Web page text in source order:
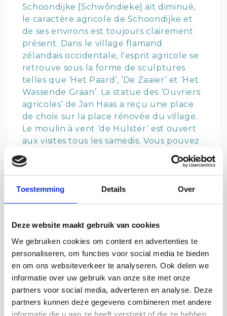
Toestemming Details Over
Deze website maakt gebruik van cookies
We gebruiken cookies om content en advertenties te
personaliseren, om functies voor social media te bieden
en om ons websiteverkeer te analyseren. Ook delen we
informatie over uw gebruik van onze site met onze
partners voor social media, adverteren en analyse. Deze
partners kunnen deze gegevens combineren met andere
informatie die u aan ze heeft verstrekt of die ze hebben
Schoondijke [Schwôndieke] ait diminué,
le caractère agricole de Schoondijke et
de ses environs est toujours clairement
présent. Dans le village flamand
zélandais occidentale, l'esprit agricole se
retrouve sous la forme de sculptures
telles que ‘Het Paard’, ‘De Zaaier’ et ‘Het
Wassende Graan’. La statue des ‘Ouvriers
agricoles’ de Jan Haas a reçu une place
de choix sur la place rénovée du village.
Le moulin à vent ‘de Hulster’ est ouvert
aux visites tous les samedis. Vous pouvez
également y acheter de la
fraîchement moulue.
Musée de l'agriculture
Dans le musée agricole‘Het Klinket’,
permanente de vieilles machines
agricoles est soutenue par de nouvelles
expositions changeantes et de nouveaux
matériaux.
Nous sommes ravis de vous voir à
Schoondijke! 💛